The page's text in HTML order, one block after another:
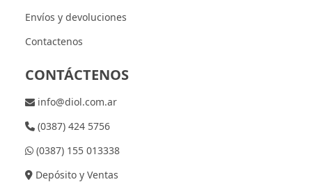
Envíos y devoluciones
Contactenos
CONTÁCTENOS
info@diol.com.ar
(0387) 424 5756
(0387) 155 013338
Depósito y Ventas